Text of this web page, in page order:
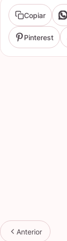
Copiar
Pinterest
Anterior